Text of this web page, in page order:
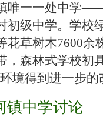
唯一一处中学
初级中学。学校
花草树木7600余
，森林式学校初
境得到进一步的
镇中学讨论